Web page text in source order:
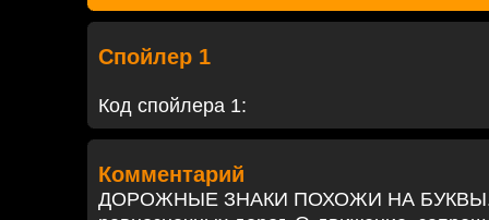
Спойлер 1
Код спойлера 1:
Комментарий
ДОРОЖНЫЕ ЗНАКИ ПОХОЖИ НА БУКВЫ.